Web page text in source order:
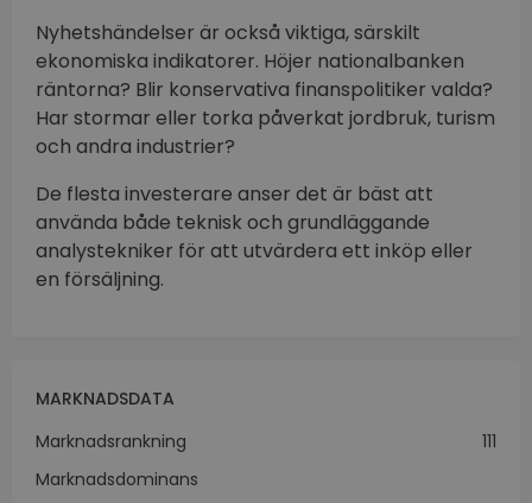
Nyhetshändelser är också viktiga, särskilt
ekonomiska indikatorer. Höjer nationalbanken
räntorna? Blir konservativa finanspolitiker valda?
Har stormar eller torka påverkat jordbruk, turism
och andra industrier?
De flesta investerare anser det är bäst att
använda både teknisk och grundläggande
analystekniker för att utvärdera ett inköp eller
en försäljning.
MARKNADSDATA
Marknadsrankning
111
Marknadsdominans